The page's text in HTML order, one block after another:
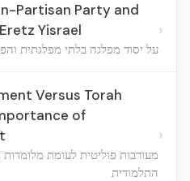
Partisan Party and
Yisrael
על יסוד מפלגה בלתי מפלגתית
›
Versus Torah
of
מעורבות פוליטית לעומת
התלמודית
›